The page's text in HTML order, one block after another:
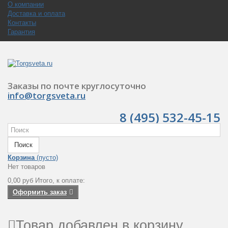
О компании
Доставка и оплата
Контакты
Гарантия
Заказы по почте круглосуточно
info@torgsveta.ru
8 (495) 532-45-15
Поиск
Корзина (пусто)
Нет товаров
0,00 руб Итого, к оплате:
Оформить заказ